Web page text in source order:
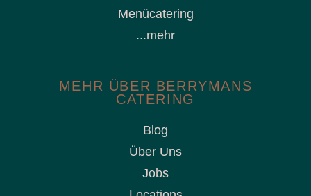
Menücatering
...mehr
MEHR ÜBER BERRYMANS
CATERING
Blog
Über Uns
Jobs